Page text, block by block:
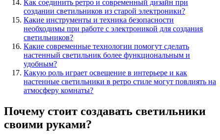
Как соединить ретро и современный дизайн при
создании светильников из старой электроники?
Какие инструменты и техника безопасности
необходимы при работе с электроникой для создания
светильников?
Какие современные технологии помогут сделать
настенный светильник более функциональным и
удобным?
Какую роль играет освещение в интерьере и как
настенные светильники в ретро стиле могут повлиять на
атмосферу комнаты?
Почему стоит создавать светильники
своими руками?